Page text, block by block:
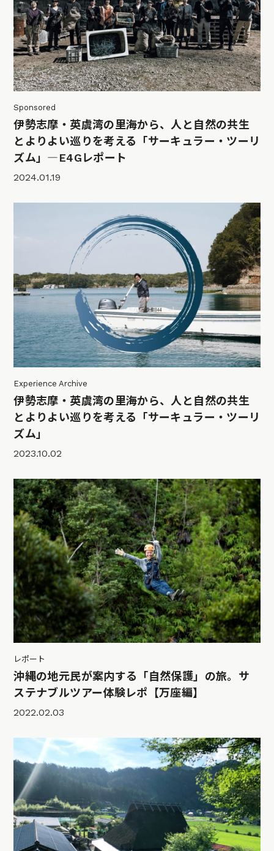
Sponsored
伊勢志摩・英虞湾の里海から、人と自然の共生
とよりよい巡りを考える「サーキュラー・ツーリ
ズム」―E4Gレポート
2024.01.19
Experience Archive
伊勢志摩・英虞湾の里海から、人と自然の共生
とよりよい巡りを考える「サーキュラー・ツーリ
ズム」
2023.10.02
レポート
沖縄の地元民が案内する「自然保護」の旅。サ
ステナブルツアー体験レポ【万座編】
2022.02.03